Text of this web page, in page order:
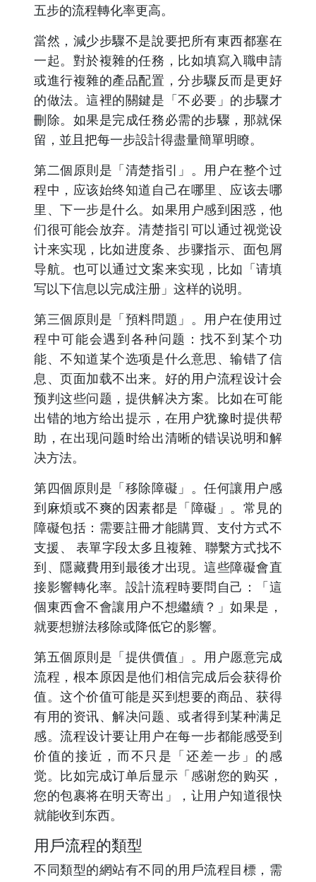
五步的流程轉化率更高。
當然，減少步驟不是說要把所有東西都塞在
一起。對於複雜的任務，比如填寫入職申請
或進行複雜的產品配置，分步驟反而是更好
的做法。這裡的關鍵是「不必要」的步驟才
刪除。如果是完成任務必需的步驟，那就保
留，並且把每一步設計得盡量簡單明瞭。
第二個原則是「清楚指引」。用户在整个过
程中，应该始终知道自己在哪里、应该去哪
里、下一步是什么。如果用户感到困惑，他
们很可能会放弃。清楚指引可以通过视觉设
计来实现，比如进度条、步骤指示、面包屑
导航。也可以通过文案来实现，比如「请填
写以下信息以完成注册」这样的说明。
第三個原則是「預料問題」。用户在使用过
程中可能会遇到各种问题：找不到某个功
能、不知道某个选项是什么意思、输错了信
息、页面加载不出来。好的用户流程设计会
预判这些问题，提供解决方案。比如在可能
出错的地方给出提示，在用户犹豫时提供帮
助，在出现问题时给出清晰的错误说明和解
决方法。
第四個原則是「移除障礙」。任何讓用户感
到麻煩或不爽的因素都是「障礙」。常見的
障礙包括：需要註冊才能購買、支付方式不
支援、 表單字段太多且複雜、聯繫方式找不
到、隱藏費用到最後才出現。這些障礙會直
接影響轉化率。設計流程時要問自己：「這
個東西會不會讓用户不想繼續？」如果是，
就要想辦法移除或降低它的影響。
第五個原則是「提供價值」。用户愿意完成
流程，根本原因是他们相信完成后会获得价
值。这个价值可能是买到想要的商品、获得
有用的资讯、解决问题、或者得到某种满足
感。流程设计要让用户在每一步都能感受到
价值的接近，而不只是「还差一步」的感
觉。比如完成订单后显示「感谢您的购买，
您的包裹将在明天寄出」，让用户知道很快
就能收到东西。
用戶流程的類型
不同類型的網站有不同的用戶流程目標，需